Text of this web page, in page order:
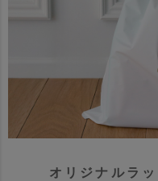
オリジナルラ